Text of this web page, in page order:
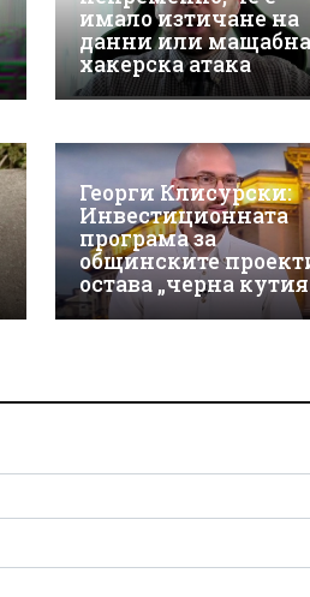
имало изтичане на
данни или мащабна
хакерска атака
Георги Клисурски:
Инвестиционната
програма за
общинските
остава „черна кутия